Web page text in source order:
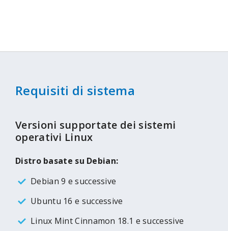
Requisiti di sistema
Versioni supportate dei sistemi
operativi Linux
Distro basate su Debian:
Debian 9 e successive
Ubuntu 16 e successive
Linux Mint Cinnamon 18.1 e successive